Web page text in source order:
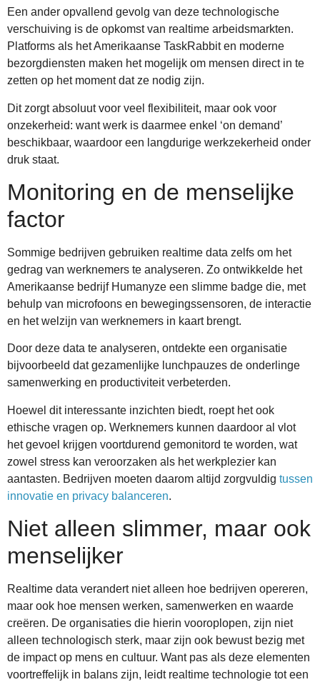
Een ander opvallend gevolg van deze technologische
verschuiving is de opkomst van realtime arbeidsmarkten.
Platforms als het Amerikaanse TaskRabbit en moderne
bezorgdiensten maken het mogelijk om mensen direct in te
zetten op het moment dat ze nodig zijn.
Dit zorgt absoluut voor veel flexibiliteit, maar ook voor
onzekerheid: want werk is daarmee enkel ‘on demand’
beschikbaar, waardoor een langdurige werkzekerheid onder
druk staat.
Monitoring en de menselijke
factor
Sommige bedrijven gebruiken realtime data zelfs om het
gedrag van werknemers te analyseren. Zo ontwikkelde het
Amerikaanse bedrijf Humanyze een slimme badge die, met
behulp van microfoons en bewegingssensoren, de interactie
en het welzijn van werknemers in kaart brengt.
Door deze data te analyseren, ontdekte een organisatie
bijvoorbeeld dat gezamenlijke lunchpauzes de onderlinge
samenwerking en productiviteit verbeterden.
Hoewel dit interessante inzichten biedt, roept het ook
ethische vragen op. Werknemers kunnen daardoor al vlot
het gevoel krijgen voortdurend gemonitord te worden, wat
zowel stress kan veroorzaken als het werkplezier kan
aantasten. Bedrijven moeten daarom altijd zorgvuldig tussen
innovatie en privacy balanceren.
Niet alleen slimmer, maar ook
menselijker
Realtime data verandert niet alleen hoe bedrijven opereren,
maar ook hoe mensen werken, samenwerken en waarde
creëren. De organisaties die hierin vooroplopen, zijn niet
alleen technologisch sterk, maar zijn ook bewust bezig met
de impact op mens en cultuur. Want pas als deze elementen
voortreffelijk in balans zijn, leidt realtime technologie tot een